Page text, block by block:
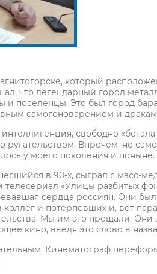
который
что легендарный город
и поселенцы. Это был город
самогоноварением и
свободно
ругательством. Впрочем, не
у моего поколения и поныне.
в 90-х, сыграл с масс-
телесериал «Улицы разбитых
сердца россиян. Они
и потерпевших и, вот
Мы им это прощали.
кино, введя это слово в
Кинематограф